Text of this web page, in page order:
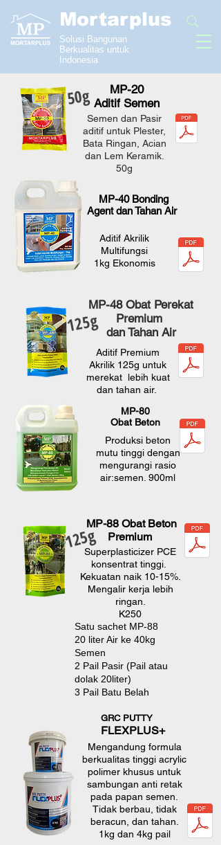
Mortarplus
Solusi Bangunan
Berkualitas untuk
Indonesia
MP-20
Aditif Semen
Semen dan Pasir
aditif untuk Plester,
Bata Ringan, Acian
dan Lem Keramik.
50g
MP-40 Bonding
Agent dan Tahan Air
Aditif Akrilik
Multifungsi
1kg Ekonomis
50g
MP-48 Obat Perekat
Premium
dan Tahan Air
Aditif Premium
Akrilik 125g untuk
merekat lebih kuat
dan tahan air.
MP-80
Obat Beton
Produksi beton
mutu tinggi dengan
mengurangi rasio
air:semen. 900ml
125g
MP-88 Obat Beton
Premium
Superplasticizer PCE
konsentrat tinggi.
Kekuatan naik 10-15%.
Mengalir kerja lebih
ringan.
K250
Satu sachet MP-88
20 liter Air ke 40kg
Semen
2 Pail Pasir (Pail atau
dolak 20liter)
3 Pail Batu Belah
125g
GRC PUTTY
FLEXPLUS+
Mengandung formula
berkualitas tinggi acrylic
polimer khusus untuk
sambungan anti retak
pada papan semen.
Tidak berbau, tidak
beracun, dan tahan.
1kg dan 4kg pail